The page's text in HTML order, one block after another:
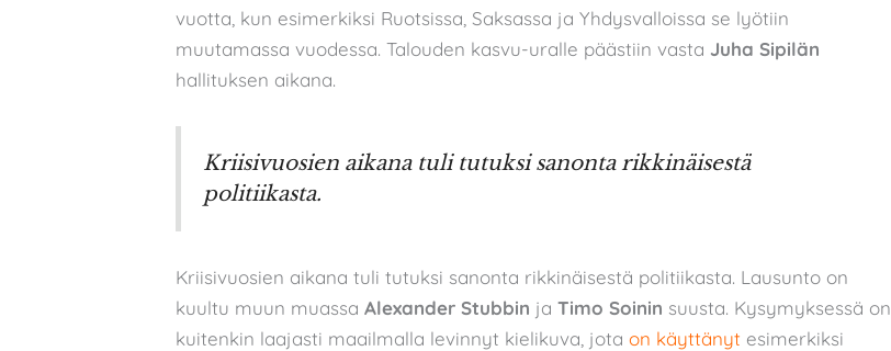
vuotta, kun esimerkiksi Ruotsissa, Saksassa ja Yhdysvalloissa se lyötiin
muutamassa vuodessa. Talouden kasvu-uralle päästiin vasta Juha Sipilän
hallituksen aikana.
Kriisivuosien aikana tuli tutuksi sanonta rikkinäisestä
politiikasta.
Kriisivuosien aikana tuli tutuksi sanonta rikkinäisestä politiikasta. Lausunto on
kuultu muun muassa Alexander Stubbin ja Timo Soinin suusta. Kysymyksessä on
kuitenkin laajasti maailmalla levinnyt kielikuva, jota on käyttänyt esimerkiksi